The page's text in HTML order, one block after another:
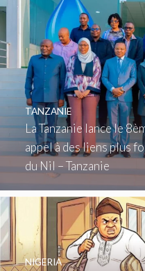
La Tanzanie lance le
appel à des liens plus
du Nil – Tanzanie
TANZANIE
NIGERIA